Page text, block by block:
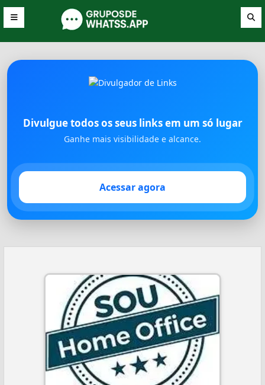
Divulgue todos os seus links em um só lugar
Ganhe mais visibilidade e alcance.
Acessar agora